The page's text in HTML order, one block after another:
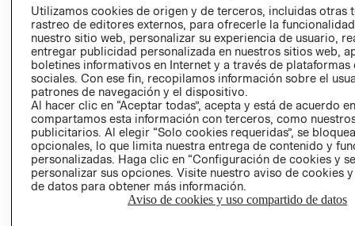
AVISO DE
PRIVACIDAD
GIFT CARD
AVISO DE
COOKIES
Chile ($)
Utilizamos cookies de origen y de terceros, incluidas otras
rastreo de editores externos, para ofrecerle la
nuestro sitio web, personalizar su experiencia de usuario,
entregar publicidad personalizada en nuestros sitios web,
boletines informativos en Internet y a través de plataformas
sociales. Con ese fin, recopilamos información sobre el
patrones de navegación y el dispositivo.
Al hacer clic en “Aceptar todas”, acepta y está de acuerdo
compartamos esta información con terceros, como
publicitarios. Al elegir “Solo cookies requeridas”, se
opcionales, lo que limita nuestra entrega de contenido y
personalizadas. Haga clic en “Configuración de cookies y
personalizar sus opciones. Visite nuestro aviso de cookies
de datos para obtener más información.
Aviso de cookies y uso compartido de datos